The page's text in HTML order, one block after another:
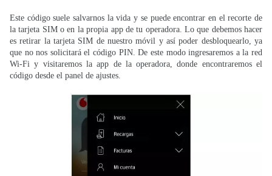
Este código suele salvarnos la vida y se puede encontrar en el recorte de
la tarjeta SIM o en la propia app de tu operadora. Lo que debemos hacer
es retirar la tarjeta SIM de nuestro móvil y así poder desbloquearlo, ya
que no nos solicitará el código PIN. De este modo ingresaremos a la red
Wi-Fi y visitaremos la app de la operadora, donde encontraremos el
código desde el panel de ajustes.